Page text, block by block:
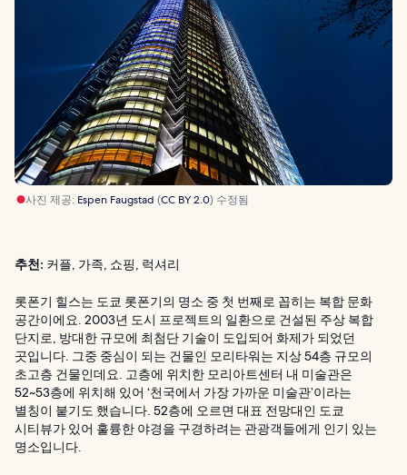
사진 제공: Espen Faugstad (CC BY 2.0) 수정됨
추천: 커플, 가족, 쇼핑, 럭셔리
롯폰기 힐스는 도쿄 롯폰기의 명소 중 첫 번째로 꼽히는 복합 문화
공간이에요. 2003년 도시 프로젝트의 일환으로 건설된 주상 복합
단지로, 방대한 규모에 최첨단 기술이 도입되어 화제가 되었던
곳입니다. 그중 중심이 되는 건물인 모리타워는 지상 54층 규모의
초고층 건물인데요. 고층에 위치한 모리아트센터 내 미술관은
52~53층에 위치해 있어 ‘천국에서 가장 가까운 미술관’이라는
별칭이 붙기도 했습니다. 52층에 오르면 대표 전망대인 도쿄
시티뷰가 있어 훌륭한 야경을 구경하려는 관광객들에게 인기 있는
명소입니다.